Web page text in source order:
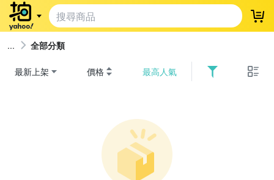
登
全部分類
最新上架 價格 最高人氣